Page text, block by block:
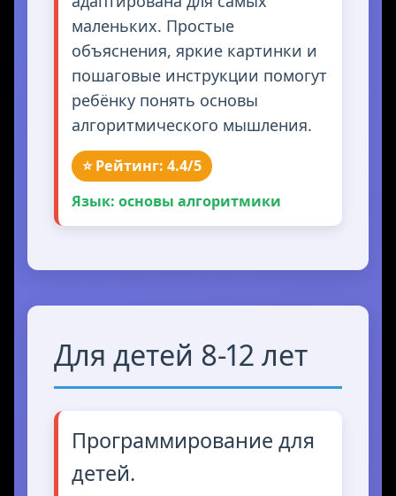
маленьких. Простые
объяснения, яркие картинки и
пошаговые инструкции помогут
ребёнку понять основы
алгоритмического мышления.
⭐ Рейтинг: 4.4/5
Язык: основы алгоритмики
Для детей 8-12 лет
Программирование для
детей.